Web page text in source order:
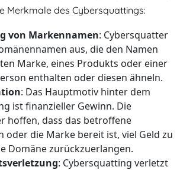
Merkmale des Cybersquattings:
von Markennamen: Cybersquatter
aus, die den Namen
Marke, eines Produkts oder einer
enthalten oder diesen ähneln.
: Das Hauptmotiv hinter dem
ist finanzieller Gewinn. Die
hoffen, dass das betroffene
oder die Marke bereit ist, viel Geld zu
Domäne zurückzuerlangen.
: Cybersquatting verletzt